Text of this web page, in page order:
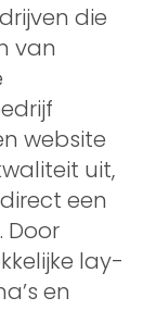
die
van
website
uit,
een
Door
lay-
en